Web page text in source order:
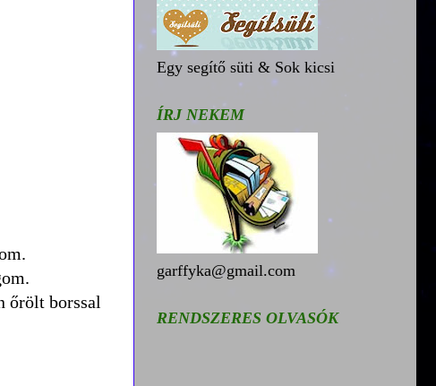
őrölt borssal
Egy segítő süti & Sok kicsi
ÍRJ NEKEM
garffyka@gmail.com
RENDSZERES OLVASÓK